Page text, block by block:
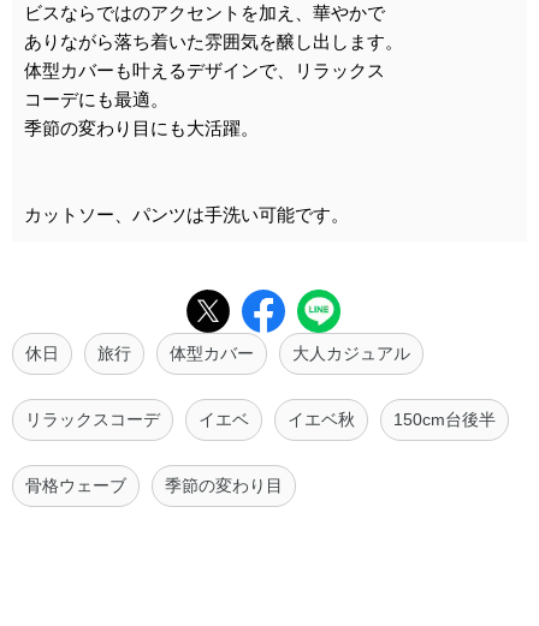
ビスならではのアクセントを加え、華やかで
ありながら落ち着いた雰囲気を醸し出します。
体型カバーも叶えるデザインで、リラックス
コーデにも最適。
季節の変わり目にも大活躍。
カットソー、パンツは手洗い可能です。
休日 旅行 体型カバー 大人カジュアル
リラックスコーデ イエベ イエベ秋 150cm台後半
骨格ウェーブ 季節の変わり目